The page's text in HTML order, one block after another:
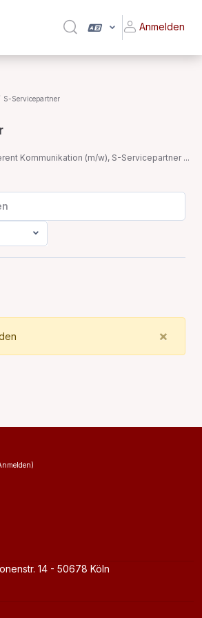
Sucheingabe umschalten
Anmelden
Apps sind da!
oderPlay-
5.2.1!
S-Servicepartner
×
)
14 - 50678 Köln